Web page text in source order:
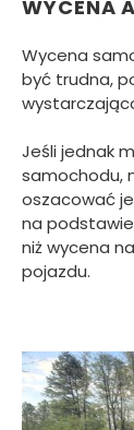
WYCENA
Wycena
być trudna,
Jeśli jednak
samochodu,
oszacować
na
niż wycena
pojazdu.